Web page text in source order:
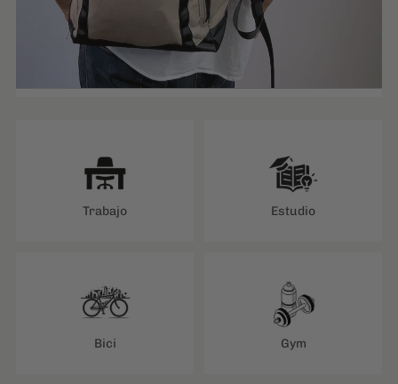
Trabajo
Bici Gym
Café Viajes cortos